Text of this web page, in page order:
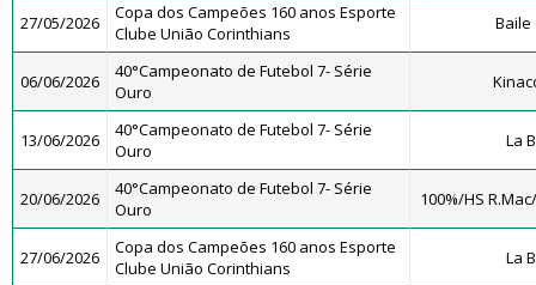
27/05/2026
Copa dos Campeões 160 anos Esporte
Clube União Corinthians
Baile
06/06/2026
40°Campeonato de Futebol 7- Série
Ouro
13/06/2026
40°Campeonato de Futebol 7- Série
Ouro
La
20/06/2026
40°Campeonato de Futebol 7- Série
Ouro
100%/HS
27/06/2026
Copa dos Campeões 160 anos Esporte
Clube União Corinthians
La